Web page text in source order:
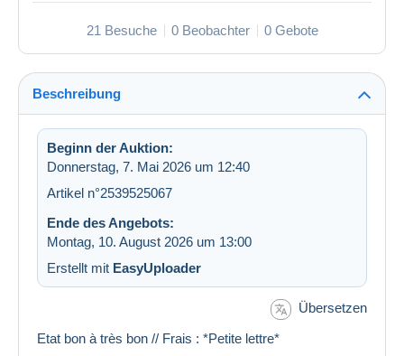
21 Besuche 0 Beobachter 0 Gebote
Beschreibung
Beginn der Auktion:
Donnerstag, 7. Mai 2026 um 12:40
Artikel n°2539525067
Ende des Angebots:
Montag, 10. August 2026 um 13:00
Erstellt mit EasyUploader
Übersetzen
Etat bon à très bon // Frais : *Petite lettre*